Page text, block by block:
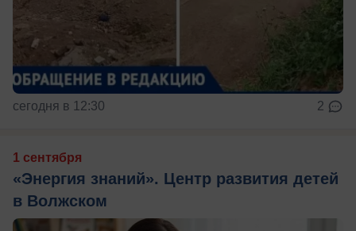
сегодня в 12:30 2
1 сентября
«Энергия знаний». Центр развития детей
в Волжском